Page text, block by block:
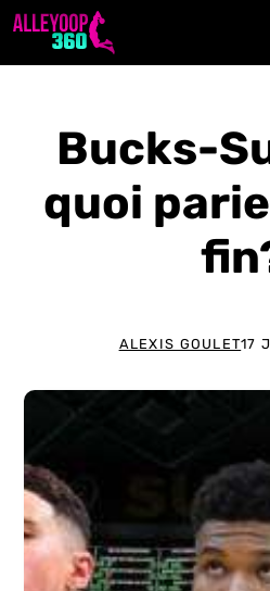
Aller
Bucks-
quoi
ALEXIS GOULET17